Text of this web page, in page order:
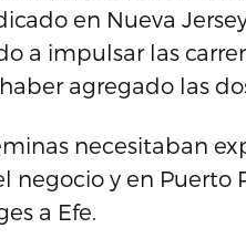
en Nueva
a impulsar las
agregado las
necesitaban
negocio y en Puerto
a Efe.